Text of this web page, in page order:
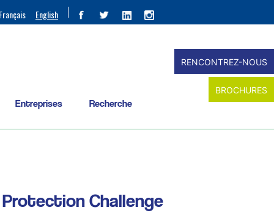
Français English
Entreprises Recherche
RENCONTREZ-NOUS
BROCHURES
Protection Challenge